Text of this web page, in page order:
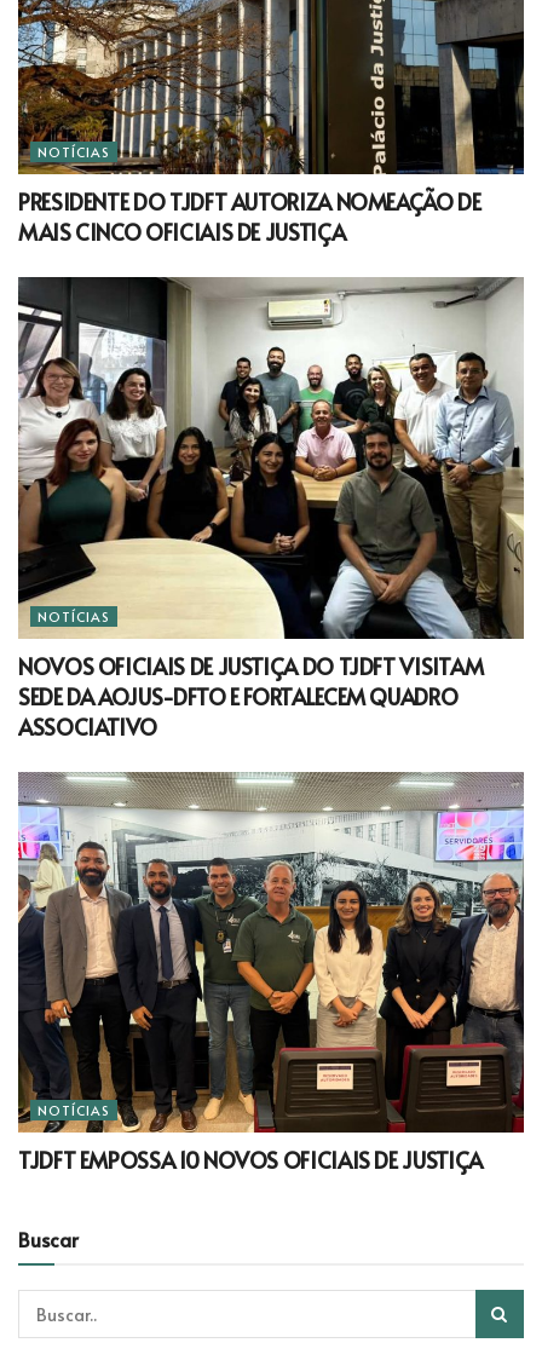
NOTÍCIAS
PRESIDENTE DO TJDFT AUTORIZA NOMEAÇÃO DE
MAIS CINCO OFICIAIS DE JUSTIÇA
NOTÍCIAS
NOVOS OFICIAIS DE JUSTIÇA DO TJDFT VISITAM
SEDE DA AOJUS-DFTO E FORTALECEM QUADRO
ASSOCIATIVO
NOTÍCIAS
TJDFT EMPOSSA 10 NOVOS OFICIAIS DE JUSTIÇA
Buscar